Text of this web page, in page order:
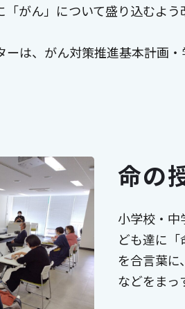
がん」について盛り込むよ
ーは、がん対策推進基本計画
命の
小学校・中
ども達に
を合言葉に
などをまっ